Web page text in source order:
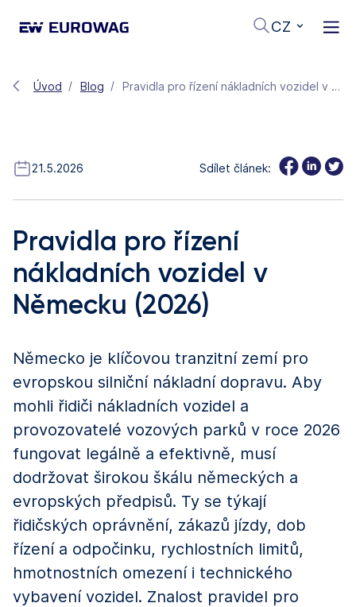
CZ
Úvod Blog Pravidla pro řízení nákladních vozidel v Německu (2026)
21.5.2026 Sdílet článek:
Pravidla pro řízení
nákladních vozidel v
Německu (2026)
Německo je klíčovou tranzitní zemí pro
evropskou silniční nákladní dopravu. Aby
mohli řidiči nákladních vozidel a
provozovatelé vozových parků v roce 2026
fungovat legálně a efektivně, musí
dodržovat širokou škálu německých a
evropských předpisů. Ty se týkají
řidičských oprávnění, zákazů jízdy, dob
řízení a odpočinku, rychlostních limitů,
hmotnostních omezení i technického
vybavení vozidel. Znalost pravidel pro